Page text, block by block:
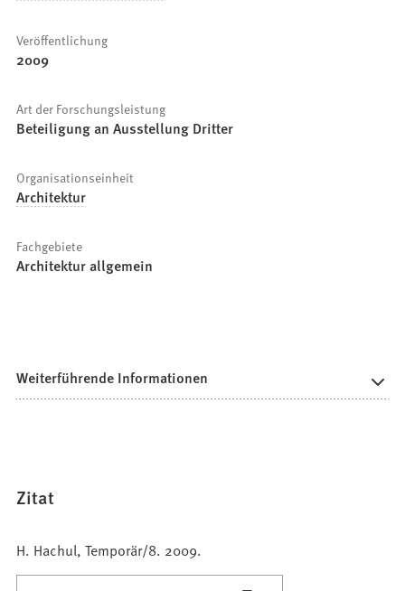
Veröffentlichung
2009
Art der Forschungsleistung
Beteiligung an Ausstellung Dritter
Organisationseinheit
Architektur
Fachgebiete
Architektur allgemein
Weiterführende Informationen
Zitat
H. Hachul, Temporär/8. 2009.